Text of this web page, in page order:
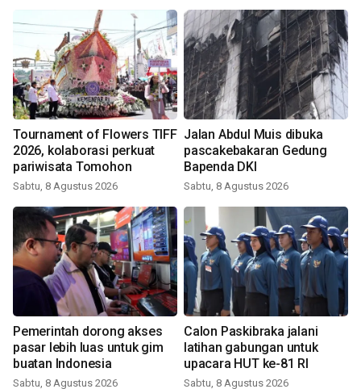
Tournament of Flowers TIFF
2026, kolaborasi perkuat
pariwisata Tomohon
Sabtu, 8 Agustus 2026
Jalan Abdul Muis dibuka
pascakebakaran Gedung
Bapenda DKI
Sabtu, 8 Agustus 2026
Pemerintah dorong akses
pasar lebih luas untuk gim
buatan Indonesia
Sabtu, 8 Agustus 2026
Calon Paskibraka jalani
latihan gabungan untuk
upacara HUT ke-81 RI
Sabtu, 8 Agustus 2026